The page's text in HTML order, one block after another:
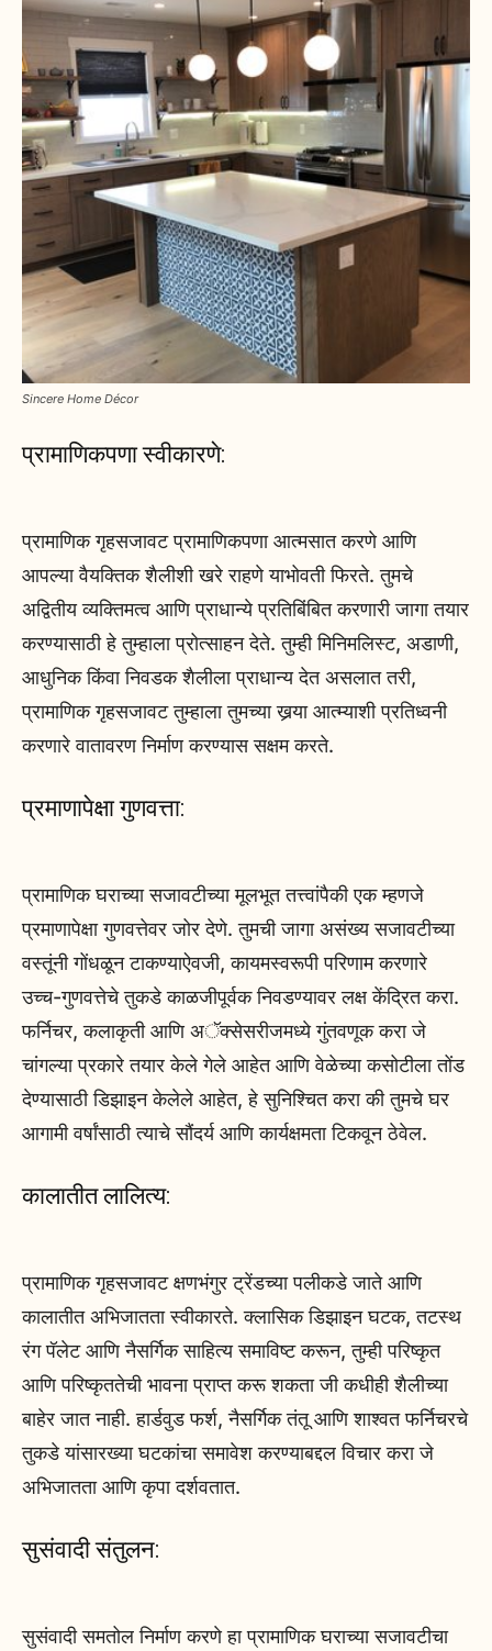
Sincere Home Décor
प्रामाणिकपणा स्वीकारणे:
प्रामाणिक गृहसजावट प्रामाणिकपणा आत्मसात करणे आणि
आपल्या वैयक्तिक शैलीशी खरे राहणे याभोवती फिरते. तुमचे
अद्वितीय व्यक्तिमत्व आणि प्राधान्ये प्रतिबिंबित करणारी जागा तयार
करण्यासाठी हे तुम्हाला प्रोत्साहन देते. तुम्ही मिनिमलिस्ट, अडाणी,
आधुनिक किंवा निवडक शैलीला प्राधान्य देत असलात तरी,
प्रामाणिक गृहसजावट तुम्हाला तुमच्या खर्‍या आत्म्याशी प्रतिध्वनी
करणारे वातावरण निर्माण करण्यास सक्षम करते.
प्रमाणापेक्षा गुणवत्ता:
प्रामाणिक घराच्या सजावटीच्या मूलभूत तत्त्वांपैकी एक म्हणजे
प्रमाणापेक्षा गुणवत्तेवर जोर देणे. तुमची जागा असंख्य सजावटीच्या
वस्तूंनी गोंधळून टाकण्याऐवजी, कायमस्वरूपी परिणाम करणारे
उच्च-गुणवत्तेचे तुकडे काळजीपूर्वक निवडण्यावर लक्ष केंद्रित करा.
फर्निचर, कलाकृती आणि अॅक्सेसरीजमध्ये गुंतवणूक करा जे
चांगल्या प्रकारे तयार केले गेले आहेत आणि वेळेच्या कसोटीला तोंड
देण्यासाठी डिझाइन केलेले आहेत, हे सुनिश्चित करा की तुमचे घर
आगामी वर्षांसाठी त्याचे सौंदर्य आणि कार्यक्षमता टिकवून ठेवेल.
कालातीत लालित्य:
प्रामाणिक गृहसजावट क्षणभंगुर ट्रेंडच्या पलीकडे जाते आणि
कालातीत अभिजातता स्वीकारते. क्लासिक डिझाइन घटक, तटस्थ
रंग पॅलेट आणि नैसर्गिक साहित्य समाविष्ट करून, तुम्ही परिष्कृत
आणि परिष्कृततेची भावना प्राप्त करू शकता जी कधीही शैलीच्या
बाहेर जात नाही. हार्डवुड फर्श, नैसर्गिक तंतू आणि शाश्वत फर्निचरचे
तुकडे यांसारख्या घटकांचा समावेश करण्याबद्दल विचार करा जे
अभिजातता आणि कृपा दर्शवतात.
सुसंवादी संतुलन:
सुसंवादी समतोल निर्माण करणे हा प्रामाणिक घराच्या सजावटीचा